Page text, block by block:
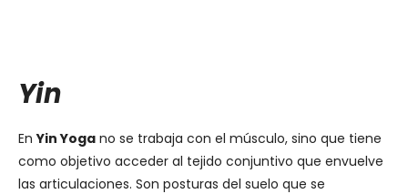
Yin
EnYin Yoga no se trabaja con el músculo, sino que tiene
como objetivo acceder al tejido conjuntivo que envuelve
las articulaciones. Son posturas del suelo que se